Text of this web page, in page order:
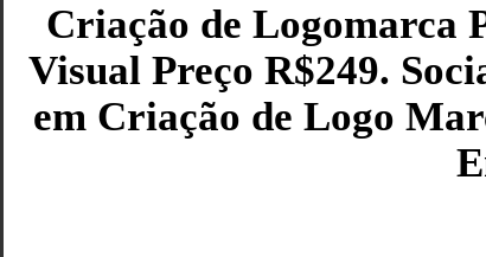
Criação de Logomarca
Visual Preço R$249.
em Criação de Logo